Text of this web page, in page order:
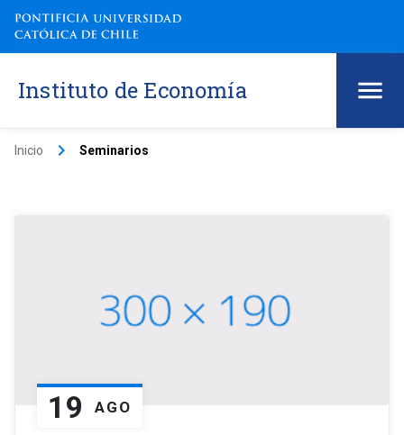
Instituto de Economía
Inicio keyboard_arrow_right Seminarios
19 AGO